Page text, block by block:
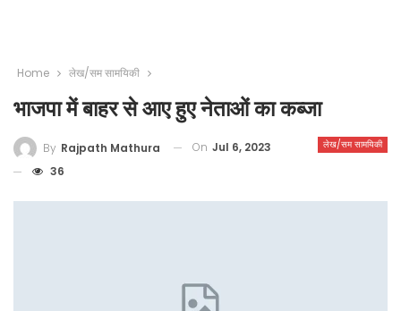
Home लेख/सम सामयिकी
भाजपा में बाहर से आए हुए नेताओं का कब्जा
लेख/सम सामयिकी
By Rajpath Mathura On Jul 6, 2023
36